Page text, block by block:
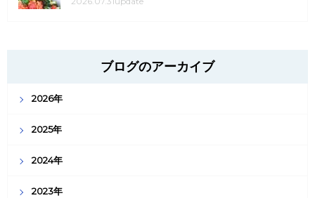
ブログのアーカイブ
2026年
2025年
2024年
2023年